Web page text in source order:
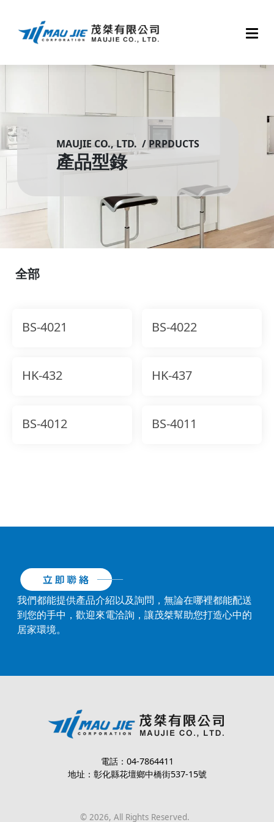
MAUJIE CO., LTD. / PRPDUCTS
產品型錄
BS-4021 BS-4022
HK-432 HK-437
BS-4012 BS-4011
全部
我們都能提供產品介紹以及詢問，無論在哪裡都能配送
到您的手中，歡迎來電洽詢，讓茂桀幫助您打造心中的
居家環境。
電話：04-7864411
地址：彰化縣花壇鄉中橋街537-15號
© 2026, All Rights Reserved.